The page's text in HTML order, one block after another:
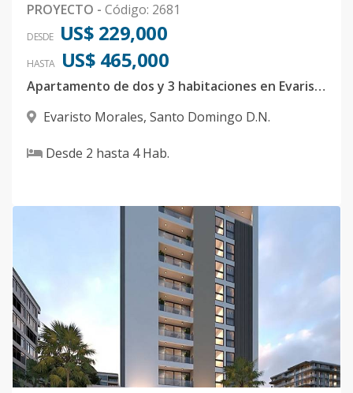
PROYECTO - Código: 2681
DESDE US$ 229,000
HASTA US$ 465,000
Apartamento de dos y 3 habitaciones en Evaristo Morales
Evaristo Morales, Santo Domingo D.N.
Desde 2 hasta 4Hab.